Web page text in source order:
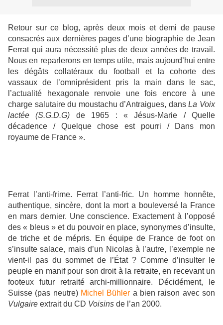
Retour sur ce blog, après deux mois et demi de pause
consacrés aux dernières pages d’une biographie de Jean
Ferrat qui aura nécessité plus de deux années de travail.
Nous en reparlerons en temps utile, mais aujourd’hui entre
les dégâts collatéraux du football et la cohorte des
vassaux de l’omniprésident pris la main dans le sac,
l’actualité hexagonale renvoie une fois encore à une
charge salutaire du moustachu d’Antraigues, dansLa Voix
lactée (S.G.D.G)
de 1965 : « Jésus-Marie / Quelle
décadence / Quelque chose est pourri / Dans mon
royaume de France ».
Ferrat l’anti-frime. Ferrat l’anti-fric. Un homme honnête,
authentique, sincère, dont la mort a bouleversé la France
en mars dernier. Une conscience. Exactement à l’opposé
des « bleus » et du pouvoir en place, synonymes d’insulte,
de triche et de mépris. En équipe de France de foot on
s’insulte salace, mais d’un Nicolas à l’autre, l’exemple ne
vient-il pas du sommet de l’État ? Comme d’insulter le
peuple en manif pour son droit à la retraite, en recevant un
footeux futur retraité archi-millionnaire. Décidément, le
Suisse (pas neutre) Michel Bühler a bien raison avec son
Vulgaire extrait du CD Voisins de l’an 2000.